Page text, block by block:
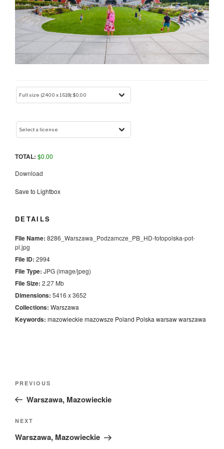
TOTAL: $0.00
Download
Save to Lightbox
DETAILS
File Name: 8286_Warszawa_Podzamcze_PB_HD-fotopolska-pot-
pl.jpg
File ID: 2994
File Type: JPG (image/jpeg)
File Size: 2.27 Mb
Dimensions: 5416 x 3652
Collections: Warszawa
Keywords: mazowieckie mazowsze Poland Polska warsawwarszawa
Previous
Post
PREVIOUS
Warszawa, Mazowieckie
Next
Post
NEXT
Warszawa, Mazowieckie